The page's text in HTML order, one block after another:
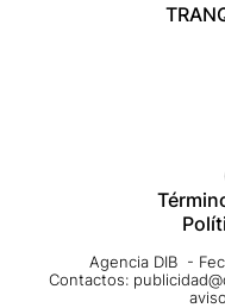
Agencia DIB -
Contactos: